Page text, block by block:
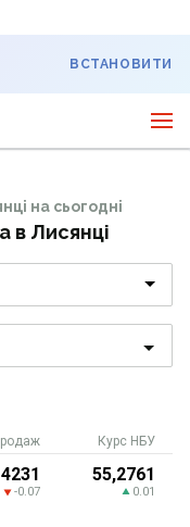
ВСТАНОВИТИ
на сьогодні
в Лисянці
Курс НБУ
-0.07
55,2761
0.01